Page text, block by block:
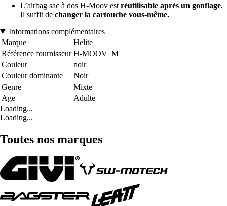
L’airbag sac à dos H-Moov est réutilisable après un gonflage.
Il suffit de changer la cartouche vous-même.
Informations complémentaires
Marque
Helite
Référence fournisseur H-MOOV_M
Couleur
noir
Couleur dominante
Noir
Genre
Mixte
Age
Adulte
Loading...
Loading...
Toutes nos marques